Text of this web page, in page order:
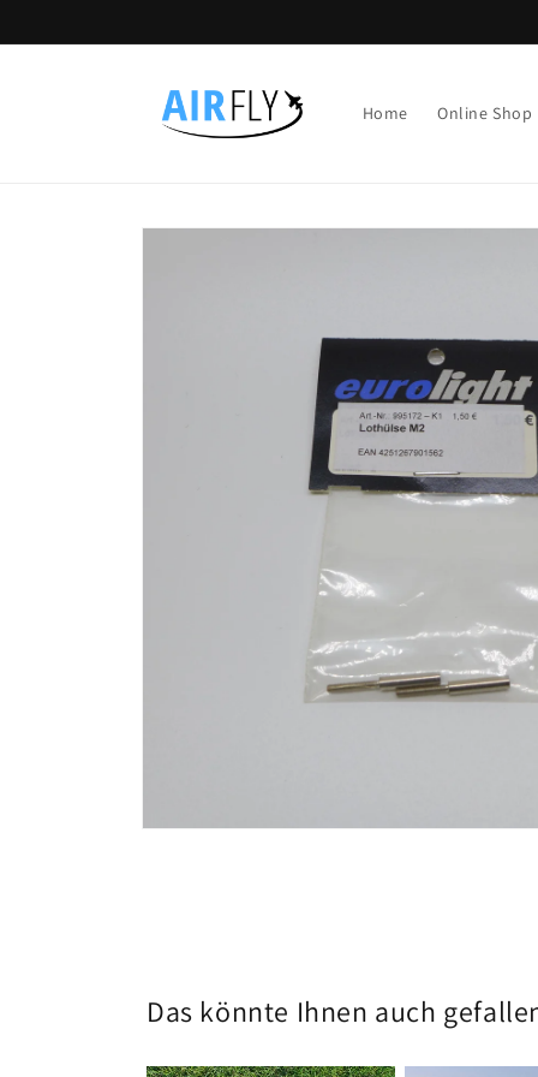
Inhalt
Home Online Shop
Zu
Das könnte Ihnen auch